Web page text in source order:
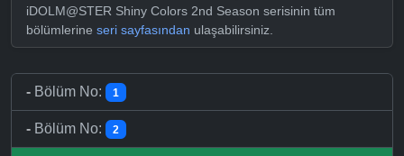
iDOLM@STER Shiny Colors 2nd Season serisinin tüm
bölümlerine seri sayfasından ulaşabilirsiniz.
- Bölüm No: 1
- Bölüm No: 2